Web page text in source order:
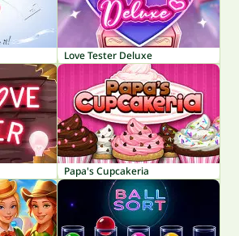
Love Tester Deluxe
Papa's Cupcakeria